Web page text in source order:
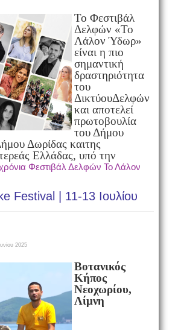
Το Φεστιβάλ
Δελφών «Το
Λάλον Ύδωρ»
είναι η πιο
σημαντική
δραστηριότητα
του
ΔικτύουΔελφών
και αποτελεί
πρωτοβουλία
του Δήμου
Δωρίδας καιτης
Ελλάδας, υπό την
Φεστιβάλ Δελφών Το Λάλον
Festival | 11-13 Ιουλίου
2025
Βοτανικός
Κήπος
Νεοχωρίου,
Λίμνη